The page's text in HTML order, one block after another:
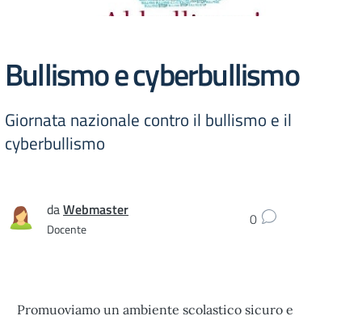
Bullismo e cyberbullismo
Giornata nazionale contro il bullismo e il
cyberbullismo
daWebmaster
Docente 0
Promuoviamo un ambiente scolastico sicuro e